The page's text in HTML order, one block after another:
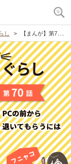
し 【まんが】第70話：【PCの前から退いてもらうには】まんが描き下ろし連載♪ のべつまくなし猫ぐらし